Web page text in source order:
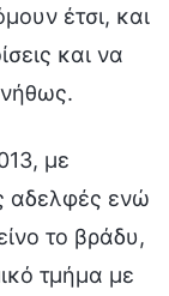
έτσι, και
και να
με
αδελφές ενώ
το βράδυ,
τμήμα με